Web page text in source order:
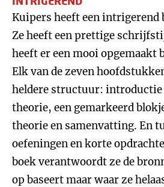
Kuipers heeft een intrigerend
Ze heeft een prettige
heeft er een mooi opgemaakt
Elk van de zeven
heldere structuur: introductie
theorie, een gemarkeerd
theorie en samenvatting. En
oefeningen en korte
boek verantwoordt ze de
op baseert maar waar ze